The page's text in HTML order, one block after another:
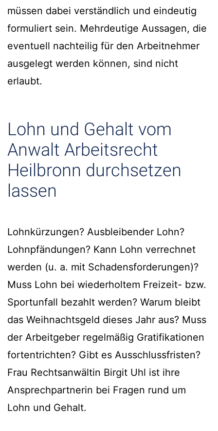
müssen dabei verständlich und eindeutig
formuliert sein. Mehrdeutige Aussagen, die
eventuell nachteilig für den Arbeitnehmer
ausgelegt werden können, sind nicht
erlaubt.
Lohn und Gehalt vom
Anwalt Arbeitsrecht
Heilbronn durchsetzen
lassen
Lohnkürzungen? Ausbleibender Lohn?
Lohnpfändungen? Kann Lohn verrechnet
werden (u. a. mit Schadensforderungen)?
Muss Lohn bei wiederholtem Freizeit- bzw.
Sportunfall bezahlt werden? Warum bleibt
das Weihnachtsgeld dieses Jahr aus? Muss
der Arbeitgeber regelmäßig Gratifikationen
fortentrichten? Gibt es Ausschlussfristen?
Frau Rechtsanwältin Birgit Uhl ist ihre
Ansprechpartnerin bei Fragen rund um
Lohn und Gehalt.